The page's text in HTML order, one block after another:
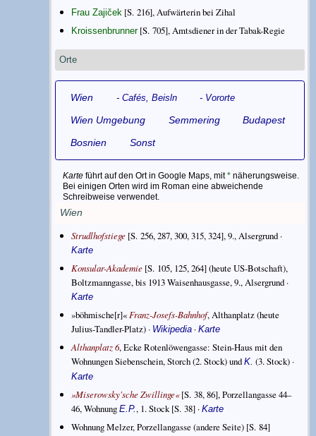
Frau Zajiček [S. 216], Aufwärterin bei Zihal
Kroissenbrunner[S. 705], Amtsdiener in der Tabak-Regie
Orte
Wien Cafés, Beisln Vororte
Wien Umgebung Semmering
Budapest
Bosnien
Sonst
Karte führt auf den Ort in Google Maps, mit* näherungsweise.
Bei einigen Orten wird im Roman eine abweichende
Schreibweise verwendet.
Wien
Strudlhofstiege [S. 256, 287, 300, 315, 324], 9., Alsergrund ·
Karte
Konsular-Akademie [S. 105, 125, 264] (heute US-Botschaft),
Boltzmanngasse, bis 1913 Waisenhausgasse, 9., Alsergrund ·
Karte
»böhmische[r]«Franz-Josefs-Bahnhof, Althanplatz (heute
Julius-Tandler-Platz) · Wikipedia ·Karte
Althanplatz 6, Ecke Rotenlöwengasse: Stein-Haus mit den
Wohnungen Siebenschein, Storch (2. Stock) undK. (3. Stock) ·
Karte
»Miserowsky'sche Zwillinge«[S. 38, 86], Porzellangasse 44–
46, WohnungE.P., 1. Stock [S. 38] ·Karte
Wohnung Melzer, Porzellangasse (andere Seite) [S. 84]